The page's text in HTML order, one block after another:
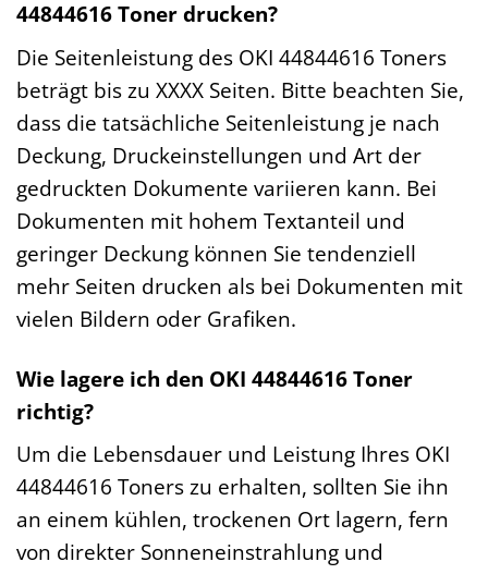
44844616 Toner drucken?
Die Seitenleistung des OKI 44844616 Toners
beträgt bis zu XXXX Seiten. Bitte beachten Sie,
dass die tatsächliche Seitenleistung je nach
Deckung, Druckeinstellungen und Art der
gedruckten Dokumente variieren kann. Bei
Dokumenten mit hohem Textanteil und
geringer Deckung können Sie tendenziell
mehr Seiten drucken als bei Dokumenten mit
vielen Bildern oder Grafiken.
Wie lagere ich den OKI 44844616 Toner
richtig?
Um die Lebensdauer und Leistung Ihres OKI
44844616 Toners zu erhalten, sollten Sie ihn
an einem kühlen, trockenen Ort lagern, fern
von direkter Sonneneinstrahlung und